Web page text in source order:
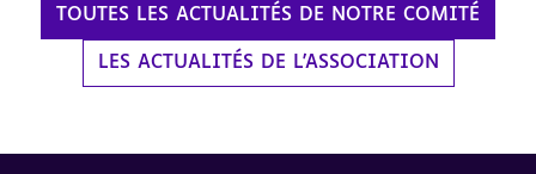
TOUTES LES ACTUALITÉS DE NOTRE COMITÉ
LES ACTUALITÉS DE L'ASSOCIATION